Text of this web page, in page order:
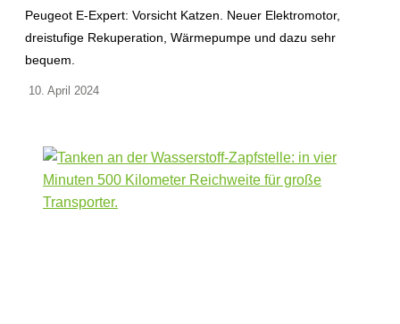
Peugeot E-Expert: Vorsicht Katzen. Neuer Elektromotor,
dreistufige Rekuperation, Wärmepumpe und dazu sehr
bequem.
10. April 2024